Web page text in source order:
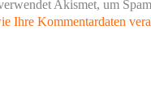
Akismet, um
Ihre Kommentardaten